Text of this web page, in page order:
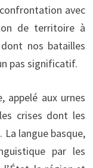
avec
de territoire à
nos batailles
pas significatif.
appelé aux urnes
crises dont les
La langue basque,
par les